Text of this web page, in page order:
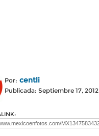
Por: centli
Publicada: Septiembre 17, 2012